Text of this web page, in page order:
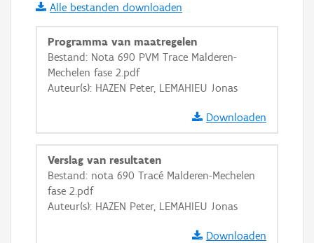
i
+ −
Basis Lagen
OSM-Basiskaart
Alle bestanden downloaden
Programma van maatregelen
Bestand: Nota 690 PVM Trace Malderen-
Mechelen fase 2.pdf
Auteur(s): HAZEN Peter, LEMAHIEU Jonas
Downloaden
Verslag van resultaten
Bestand: nota 690 Tracé Malderen-Mechelen
fase 2.pdf
Auteur(s): HAZEN Peter, LEMAHIEU Jonas
Downloaden